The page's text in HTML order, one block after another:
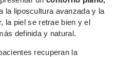
la liposcultura avanzada y la
la piel se retrae bien y el
definida y natural.
recuperan la